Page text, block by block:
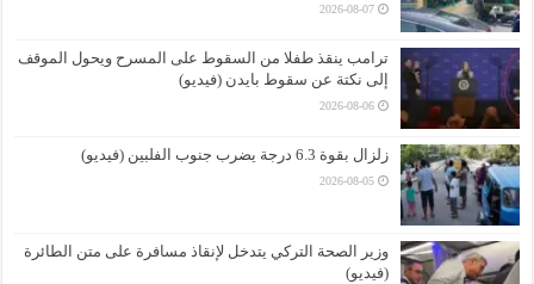
2026-08-07
ترامب ينقذ طفلا من السقوط على المسرح ويحول الموقف
إلى نكتة عن سقوط بايدن (فيديو)
2026-08-06
زلزال بقوة 6.3 درجة يضرب جنوب الفلبين (فيديو)
2026-08-05
وزير الصحة التركي يتدخل لإنقاذ مسافرة على متن الطائرة
(فيديو)